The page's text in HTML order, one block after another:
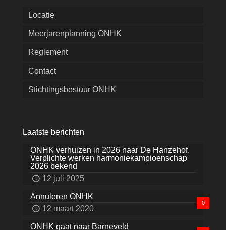
Locatie
Meerjarenplanning ONHK
Reglement
Contact
Stichtingsbestuur ONHK
Laatste berichten
ONHK verhuizen in 2026 naar De Hanzehof.
Verplichte werken harmoniekampioenschap
2026 bekend
12 juli 2025
0
Annuleren ONHK
12 maart 2020
ONHK gaat naar Barneveld